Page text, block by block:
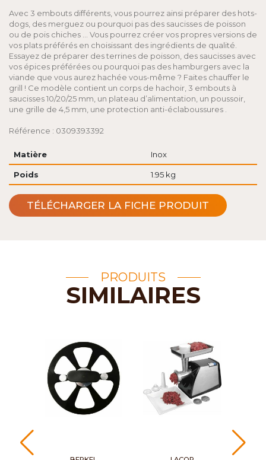
Avec 3 embouts différents, vous pourrez ainsi préparer des hots-
dogs, des merguez ou pourquoi pas des saucisses de poisson
ou de pois chiches … Vous pourrez créer vos propres versions de
vos plats préférés en choisissant des ingrédients de qualité.
Essayez de préparer des terrines de poisson, des saucisses avec
vos épices préférées ou pourquoi pas des hamburgers avec la
viande que vous aurez hachée vous-même ? Faites chauffer le
grill ! Ce modèle contient un corps de hachoir, 3 embouts à
saucisses 10/20/25 mm, un plateau d’alimentation, un poussoir,
une grille de 4,5 mm, une protection anti-éclaboussures .
Référence : 0309393392
Matière Inox
Poids 1.95 kg
TÉLÉCHARGER LA FICHE PRODUIT
PRODUITS
SIMILAIRES